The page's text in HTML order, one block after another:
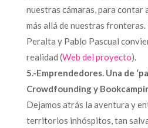
nuestras cámaras, para contar
más allá de nuestras fronteras.
Peralta y Pablo Pascual
realidad (Web del proyecto).
5.-Emprendedores. Una de
Crowdfounding y
Dejamos atrás la aventura y
territorios inhóspitos, tan